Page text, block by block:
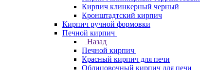
Кирпич клинкерный черный
Кронштадтский кирпич
Кирпич ручной формовки
Печной кирпич
Назад
Печной кирпич
Красный кирпич для печи
Облицовочный кирпич для печи